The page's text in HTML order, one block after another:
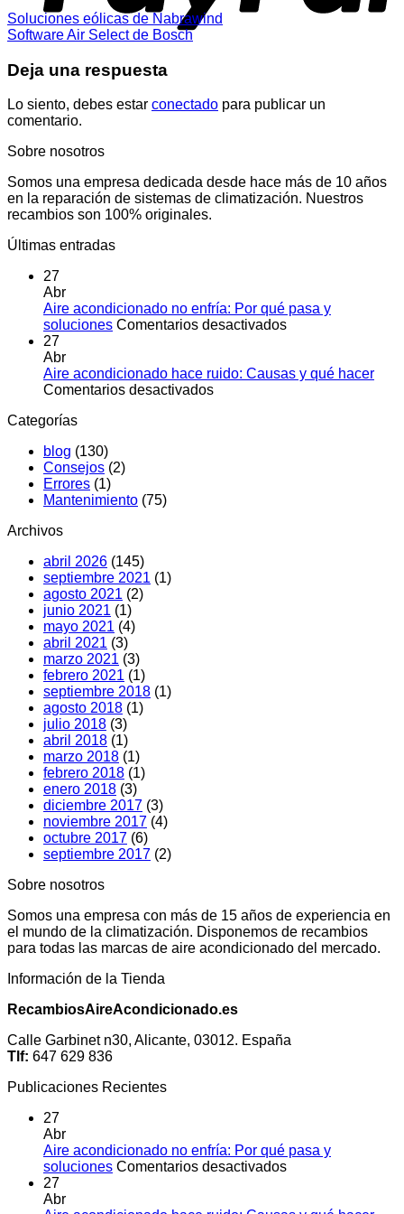
Soluciones eólicas de Nabrawind
Software Air Select de Bosch
Deja una respuesta
Lo siento, debes estar conectado para publicar un
comentario.
Sobre nosotros
Somos una empresa dedicada desde hace más de 10 años
en la reparación de sistemas de climatización. Nuestros
recambios son 100% originales.
Últimas entradas
27
Abr
Aire acondicionado no enfría: Por qué pasa y
soluciones Comentarios desactivadosen
no
27
Abr
Aire acondicionado hace ruido: Causas y qué hacer
Comentarios desactivadosen
Categorías
blog (130)
Consejos (2)
Errores (1)
Mantenimiento (75)
Archivos
abril 2026 (145)
septiembre 2021 (1)
agosto 2021 (2)
junio 2021 (1)
mayo 2021 (4)
abril 2021 (3)
marzo 2021 (3)
febrero 2021 (1)
septiembre 2018 (1)
agosto 2018 (1)
julio 2018 (3)
abril 2018 (1)
marzo 2018 (1)
febrero 2018 (1)
enero 2018 (3)
diciembre 2017 (3)
noviembre 2017 (4)
octubre 2017 (6)
septiembre 2017 (2)
Sobre nosotros
Somos una empresa con más de 15 años de experiencia en
el mundo de la climatización. Disponemos de recambios
para todas las marcas de aire acondicionado del mercado.
Información de la Tienda
RecambiosAireAcondicionado.es
Calle Garbinet n30, Alicante, 03012. España
Tlf: 647 629 836
Publicaciones Recientes
27
Abr
Aire acondicionado no enfría: Por qué pasa y
soluciones Comentarios desactivadosen
27
Abr